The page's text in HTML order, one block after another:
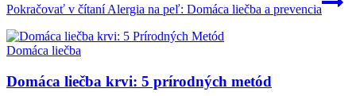
Pokračovať v čítaníAlergia na peľ: Domáca liečba a prevencia
Domáca liečba
Domáca liečba krvi: 5 prírodných metód